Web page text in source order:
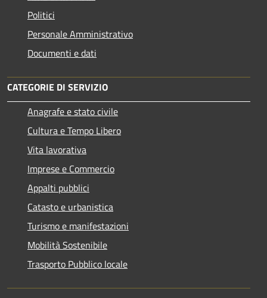
Politici
Personale Amministrativo
Documenti e dati
CATEGORIE DI SERVIZIO
Anagrafe e stato civile
Cultura e Tempo Libero
Vita lavorativa
Imprese e Commercio
Appalti pubblici
Catasto e urbanistica
Turismo e manifestazioni
Mobilità Sostenibile
Trasporto Pubblico locale